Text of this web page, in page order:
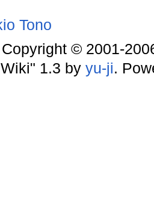
Tono
Copyright © 2001-
1.3 by yu-ji.